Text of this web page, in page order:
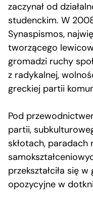
zaczynał od
studenckim. W
Synaspismos,
tworzącego
gromadzi ruchy
z radykalnej,
greckiej partii
Pod
partii,
skłotach, paradach
przekształciła się
opozycyjne w